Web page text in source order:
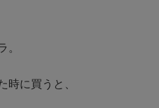
に買うと、